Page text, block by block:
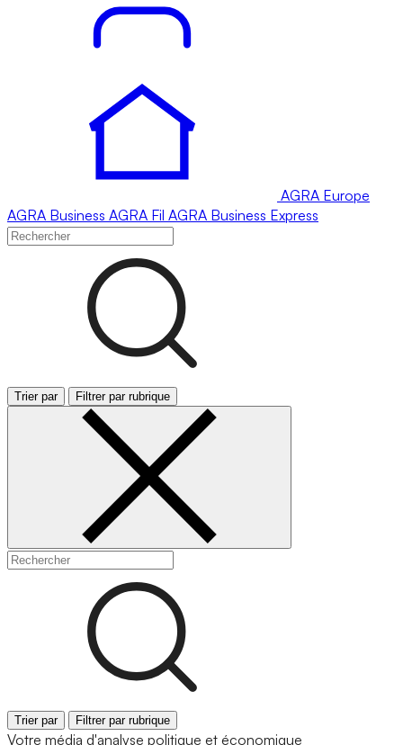
AGRA Europe
AGRA Business AGRA Fil AGRA Business Express
Trier par Filtrer par rubrique
Trier par Filtrer par rubrique
Votre média d'analyse politique et économique